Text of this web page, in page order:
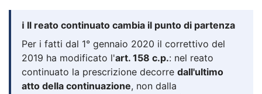
ℹ️ Il reato continuato cambia il punto di partenza
Per i fatti dal 1° gennaio 2020 il correttivo del
2019 ha modificato l'art. 158 c.p.: nel reato
continuato la prescrizione decorre dall'ultimo
atto della continuazione, non dalla